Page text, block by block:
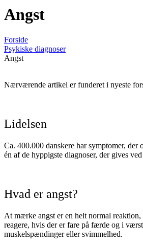
Angst
Forside
Psykiske diagnoser
Angst
Nærværende artikel er funderet i nyeste
Lidelsen
Ca. 400.000 danskere har symptomer,
én af de hyppigste diagnoser, der gives
Hvad er angst?
At mærke angst er en helt normal
reagere, hvis der er fare på færde og i
muskelspændinger eller svimmelhed.